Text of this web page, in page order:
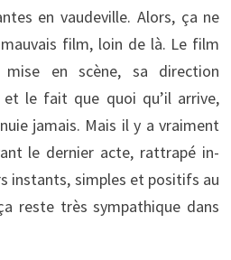
en vaudeville. Alors, ça ne
film, loin de là. Le film
en scène, sa direction
le fait que quoi qu’il arrive,
jamais. Mais il y a vraiment
le dernier acte, rattrapé in-
instants, simples et positifs au
reste très sympathique dans